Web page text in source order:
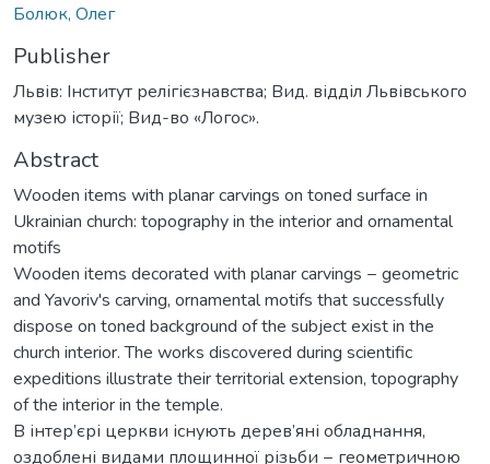
Болюк, Олег
Publisher
Львів: Інститут релігієзнавства; Вид. відділ Львівського
музею історії; Вид-во «Логос».
Abstract
Wooden items with planar carvings on toned surface in
Ukrainian church: topography in the interior and ornamental
motifs
Wooden items decorated with planar carvings − geometric
and Yavoriv's carving, ornamental motifs that successfully
dispose on toned background of the subject exist in the
church interior. The works discovered during scientific
expeditions illustrate their territorial extension, topography
of the interior in the temple.
В інтер’єрі церкви існують дерев’яні обладнання,
оздоблені видами площинної різьби − геометричною